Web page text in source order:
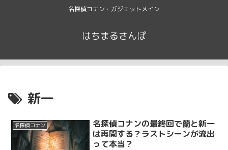
名探偵コナン・ガジェットメイン
はちまるさんぽ
新一
名探偵コナン
名探偵コナンの最終回で蘭と新一
は再開する？ラストシーンが流出
って本当？